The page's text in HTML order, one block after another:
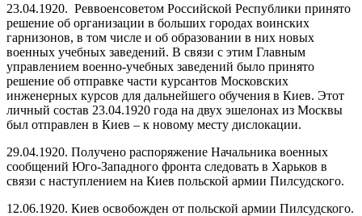
23.04.1920. Реввоенсоветом Российской Республики принято
решение об организации в больших городах воинских
гарнизонов, в том числе и об образовании в них новых
военных учебных заведений. В связи с этим Главным
управлением военно-учебных заведений было принято
решение об отправке части курсантов Московских
инженерных курсов для дальнейшего обучения в Киев. Этот
личный состав 23.04.1920 года на двух эшелонах из Москвы
был отправлен в Киев – к новому месту дислокации.
29.04.1920. Получено распоряжение Начальника военных
сообщений Юго-Западного фронта следовать в Харьков в
связи с наступлением на Киев польской армии Пилсудского.
12.06.1920. Киев освобожден от польской армии Пилсудского.